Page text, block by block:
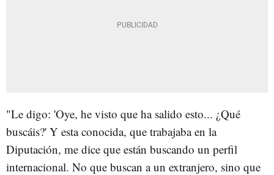
"Le digo: 'Oye, he visto que ha salido esto... ¿Qué
buscáis?' Y esta conocida, que trabajaba en la
Diputación, me dice que están buscando un perfil
internacional. No que buscan a un extranjero, sino que